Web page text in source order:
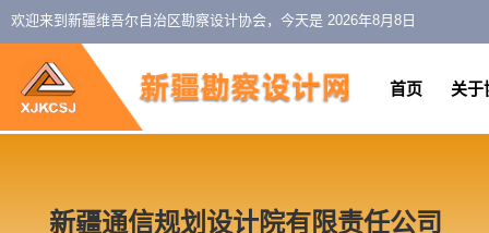
欢迎来到新疆维吾尔自治区勘察设计协会，今天是 2026年8月8日
首页 关于
新疆通信规划设计院有限责任公司